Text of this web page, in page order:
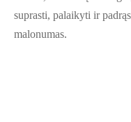
suprasti, palaikyti ir
malonumas.